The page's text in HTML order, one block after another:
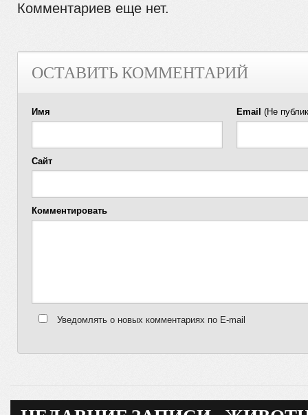
Комментариев еще нет.
ОСТАВИТЬ КОММЕНТАРИЙ
Имя Email (Не
Сайт
Комментировать
Уведомлять о новых комментариях по E-mail